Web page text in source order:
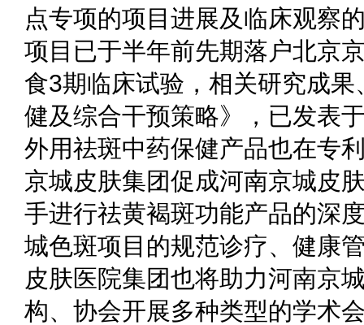
点专项的项目进展及临床观察
项目已于半年前先期落户北京
食3期临床试验，相关研究成
健及综合干预策略》，已发表
外用祛斑中药保健产品也在专
京城皮肤集团促成河南京城皮
手进行祛黄褐斑功能产品的深
城色斑项目的规范诊疗、健康
皮肤医院集团也将助力河南京
构、协会开展多种类型的学术